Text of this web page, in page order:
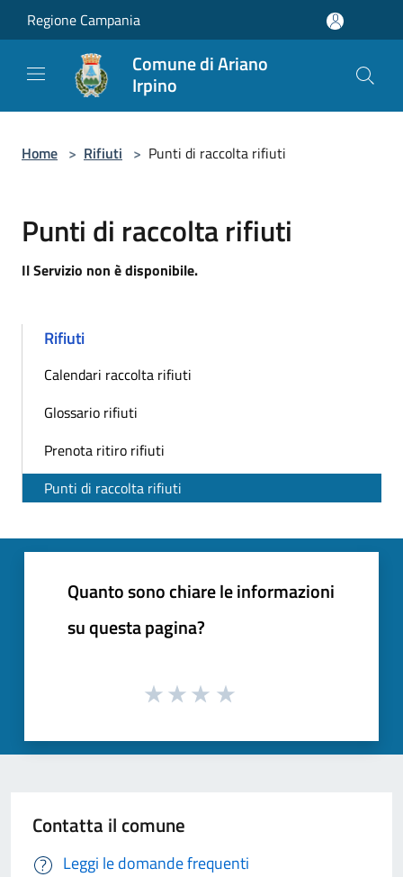
Salta al contenuto principale
Regione Campania
Comune di Ariano
Irpino
Home > Rifiuti > Punti di raccolta rifiuti
Punti di raccolta rifiuti
Il Servizio non è disponibile.
Rifiuti
Calendari raccolta rifiuti
Glossario rifiuti
Prenota ritiro rifiuti
Punti di raccolta rifiuti
Quanto sono chiare le informazioni
su questa pagina?
Contatta il comune
Leggi le domande frequenti